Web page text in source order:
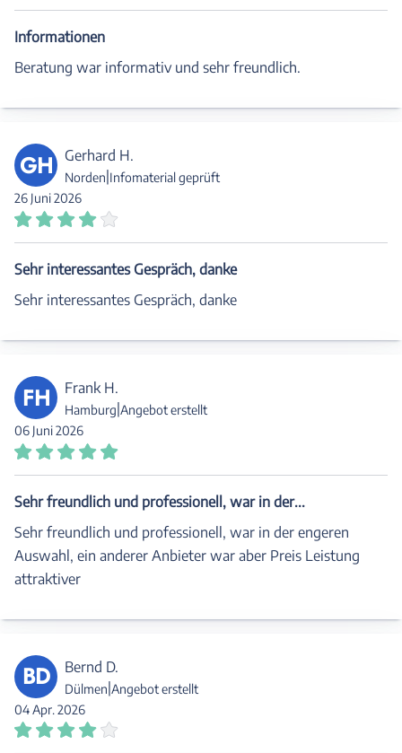
Informationen
Beratung war informativ und sehr freundlich.
GH Gerhard H.
Norden Infomaterial geprüft
26 Juni 2026
Sehr interessantes Gespräch, danke
Sehr interessantes Gespräch, danke
FH Frank H.
Hamburg Angebot erstellt
06 Juni 2026
Sehr freundlich und professionell, war in der...
Sehr freundlich und professionell, war in der engeren
Auswahl, ein anderer Anbieter war aber Preis Leistung
attraktiver
BD Bernd D.
Dülmen|Angebot erstellt
04 Apr. 2026